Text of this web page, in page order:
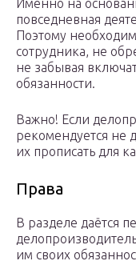
Именно на
повседневная
Поэтому
сотрудника, не
не забывая
обязанности.
Важно! Если
рекомендуется не
их прописать для
Права
В разделе даётся
им своих